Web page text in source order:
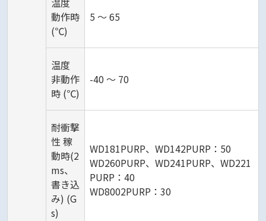
動作時
(℃)
5 ～ 65
温度
非動作
時 (℃)
-40 ～ 70
耐衝撃
性 稼
動時(2
ms、
書き込
み) (G
s)
WD181PURP、WD142PURP：50
WD260PURP、WD241PURP、WD221
PURP：40
WD8002PURP：30